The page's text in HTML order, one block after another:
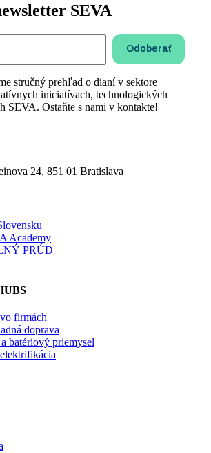
SEVA
stručný prehľad o dianí v sektore
iniciatívach, technologických
SEVA. Ostaňte s nami v kontakte!
24, 851 01 Bratislava
Academy
PRÚD
firmách
doprava
batériový priemysel